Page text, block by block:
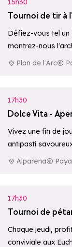
Tournoi de tir à
Défiez-vous tel
montrez-nous
Plan de l'Arc
17h30
Dolce Vita -
Vivez une fin de
antipasti
vin ou du
Alparena
17h30
Tournoi de
Chaque jeudi,
conviviale aux